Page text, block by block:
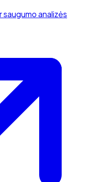
saugumo analizės